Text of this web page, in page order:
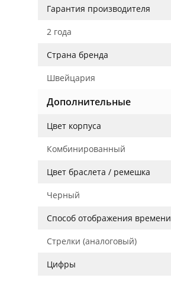
Гарантия производителя
2 года
Страна бренда
Швейцария
Дополнительные
Цвет корпуса
Комбинированный
Цвет браслета / ремешка
Черный
Способ отображения времени
Стрелки (аналоговый)
Цифры